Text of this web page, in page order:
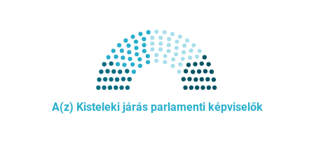
A(z) Kisteleki járás parlamenti képviselők